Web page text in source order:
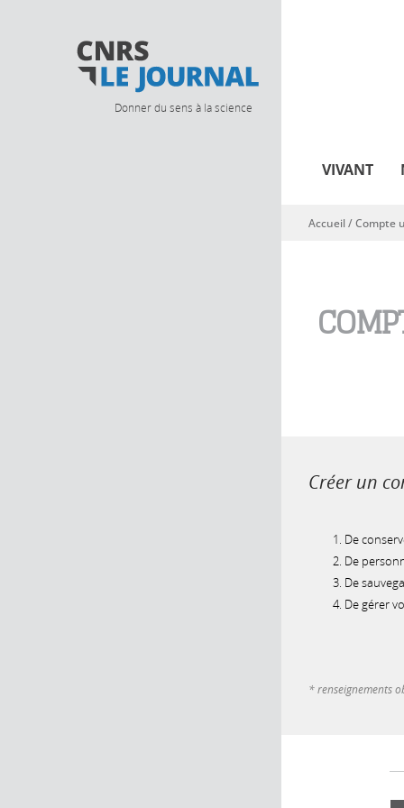
Donner du sens à la science
VIVANT
Vous êtes ici
Accueil/Compte
Créer un
De
De
De
De gérer
* renseignements